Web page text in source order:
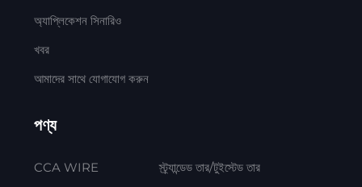
অ্যাপ্লিকেশন সিনারিও
খবর
আমাদের সাথে যোগাযোগ করুন
পণ্য
CCA WIRE
স্ট্র্যান্ডেড তার/টুইস্টেড তার